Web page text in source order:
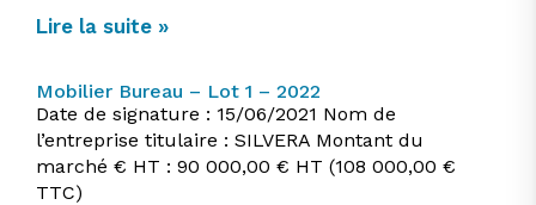
Lire la suite »
Mobilier Bureau – Lot 1 – 2022
Date de signature : 15/06/2021 Nom de
l’entreprise titulaire : SILVERA Montant du
marché € HT : 90 000,00 € HT (108 000,00 €
TTC)